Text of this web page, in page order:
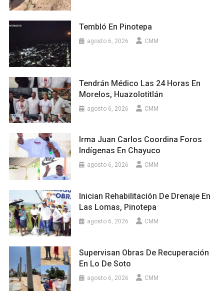
Tembló En Pinotepa
agosto 6, 2026 CMM
Tendrán Médico Las 24 Horas En
Morelos, Huazolotitlán
agosto 6, 2026 CMM
Irma Juan Carlos Coordina Foros
Indígenas En Chayuco
agosto 6, 2026 CMM
Inician Rehabilitación De Drenaje En
Las Lomas, Pinotepa
agosto 6, 2026 CMM
Supervisan Obras De Recuperación
En Lo De Soto
agosto 6, 2026 CMM